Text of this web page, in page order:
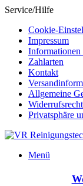
Service/Hilfe
Cookie-
Impressum
Informationen
Zahlarten
Kontakt
Allgemeine
Widerrufsrecht
Privatsphäre
Menü